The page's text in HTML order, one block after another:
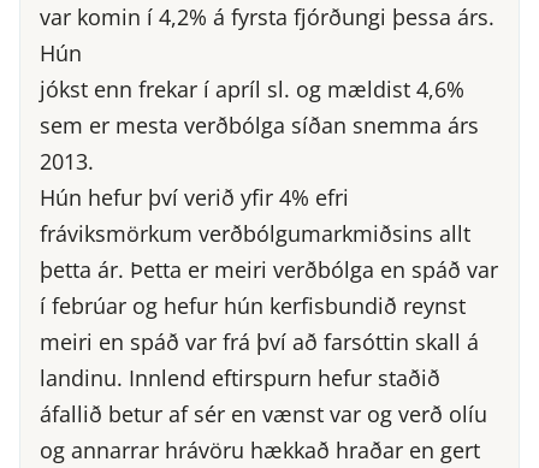
var komin í 4,2% á fyrsta fjórðungi þessa árs.
Hún
jókst enn frekar í apríl sl. og mældist 4,6%
sem er mesta verðbólga síðan snemma árs
2013.
Hún hefur því verið yfir 4% efri
fráviksmörkum verðbólgumarkmiðsins allt
þetta ár. Þetta er meiri verðbólga en spáð var
í febrúar og hefur hún kerfisbundið reynst
meiri en spáð var frá því að farsóttin skall á
landinu. Innlend eftirspurn hefur staðið
áfallið betur af sér en vænst var og verð olíu
og annarrar hrávöru hækkað hraðar en gert